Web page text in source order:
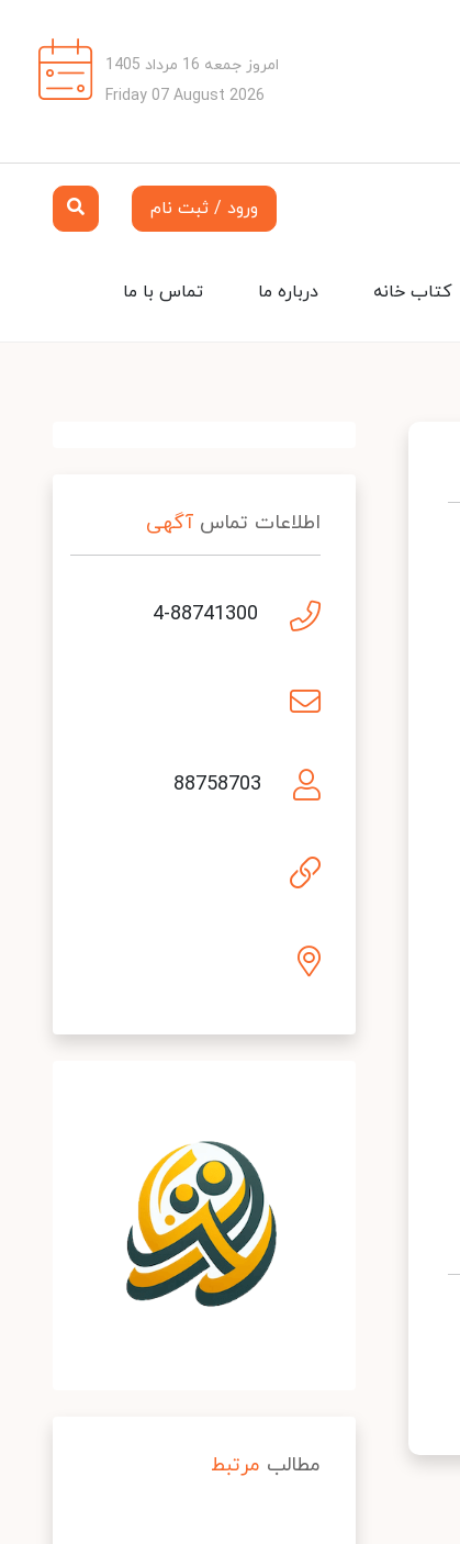
امروز جمعه 16 مرداد 1405
Friday 07 August 2026
ورود / ثبت نام
تماس با ما درباره ما کتاب خانه
اطلاعات تماس آگهی
4-88741300
88758703
مطالب مرتبط